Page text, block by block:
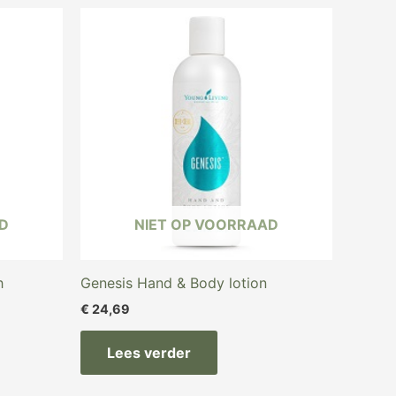
NIET OP VOORRAAD
Genesis Hand & Body lotion
€ 24,69
Lees verder